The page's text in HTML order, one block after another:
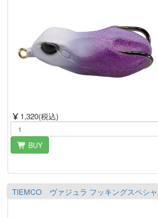
1,320(税込)
BUY